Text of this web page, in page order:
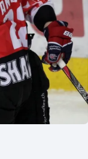
Volejbal
Ostatní